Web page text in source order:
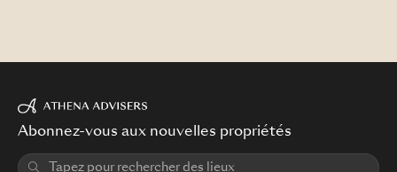
Abonnez-vous aux nouvelles propriétés